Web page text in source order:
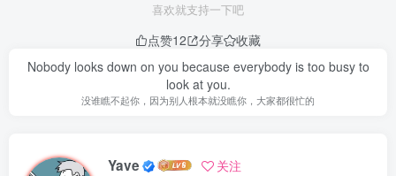
喜欢就支持一下吧
点赞12 分享
收藏
Nobody looks down on you because everybody is too busy to
look at you.
没谁瞧不起你，因为别人根本就没瞧你，大家都很忙的
Yave 关注